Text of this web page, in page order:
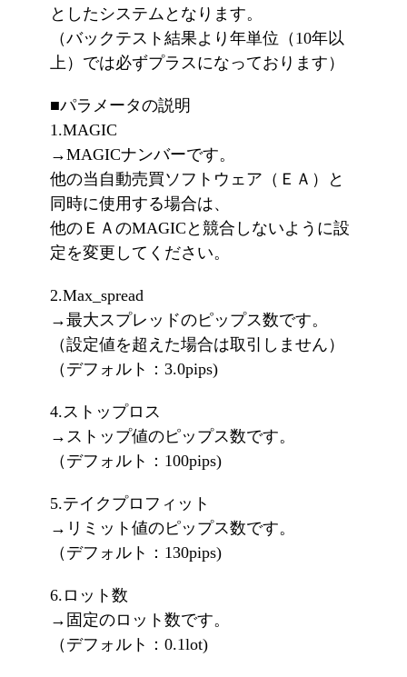
としたシステムとなります。
（バックテスト結果より年単位（10年以
上）では必ずプラスになっております）
■パラメータの説明
1.MAGIC
→MAGICナンバーです。
他の当自動売買ソフトウェア（ＥＡ）と
同時に使用する場合は、
他のＥＡのMAGICと競合しないように設
定を変更してください。
2.Max_spread
→最大スプレッドのピップス数です。
（設定値を超えた場合は取引しません）
（デフォルト：3.0pips)
4.ストップロス
→ストップ値のピップス数です。
（デフォルト：100pips)
5.テイクプロフィット
→リミット値のピップス数です。
（デフォルト：130pips)
6.ロット数
→固定のロット数です。
（デフォルト：0.1lot)